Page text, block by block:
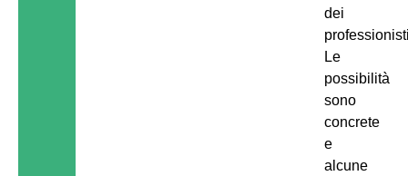
dei
Le
possibilità
sono
concrete
e
alcune